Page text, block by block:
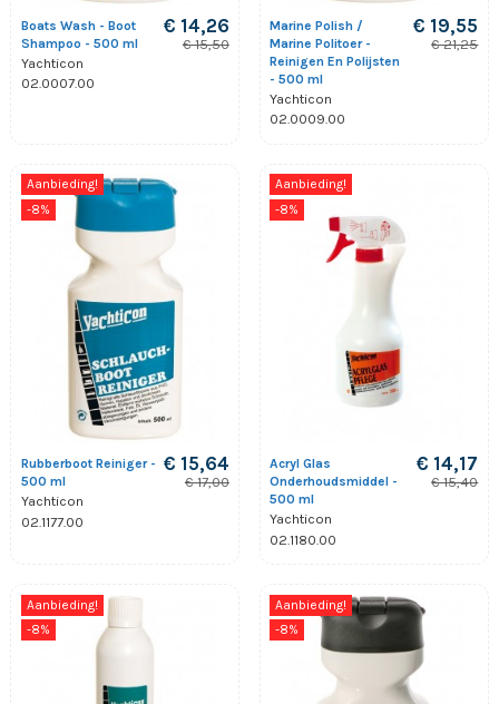
Boats Wash - Boot
Shampoo - 500 ml
Yachticon
02.0007.00
€ 14,26
€ 15,50
Marine Polish /
Marine Politoer -
Reinigen En Polijsten
- 500 ml
Yachticon
02.0009.00
€ 19,55
€ 21,25
Aanbieding!
-8%
Rubberboot Reiniger -
500 ml
Yachticon
02.1177.00
€ 15,64
€ 17,00
Aanbieding!
-8%
Acryl Glas
Onderhoudsmiddel -
500 ml
Yachticon
02.1180.00
€ 14,17
€ 15,40
Aanbieding!
-8%
Aanbieding!
-8%